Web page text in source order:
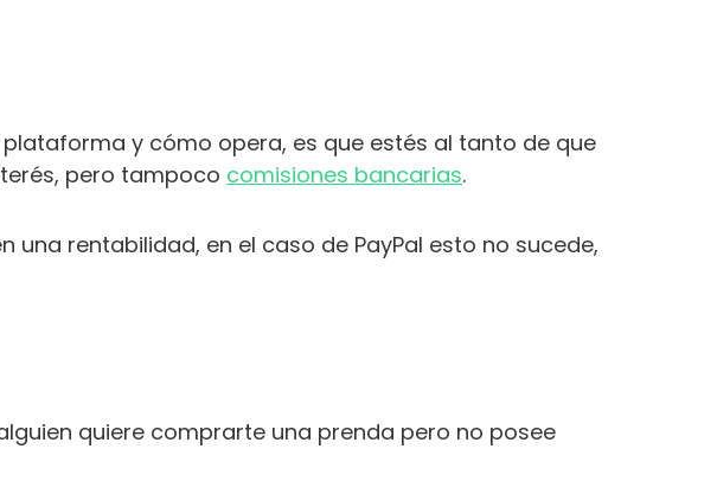
y cómo opera, es que estés al tanto de que
pero tampoco comisiones bancarias.
una rentabilidad, en el caso de PayPal esto no sucede,
quiere comprarte una prenda pero no posee